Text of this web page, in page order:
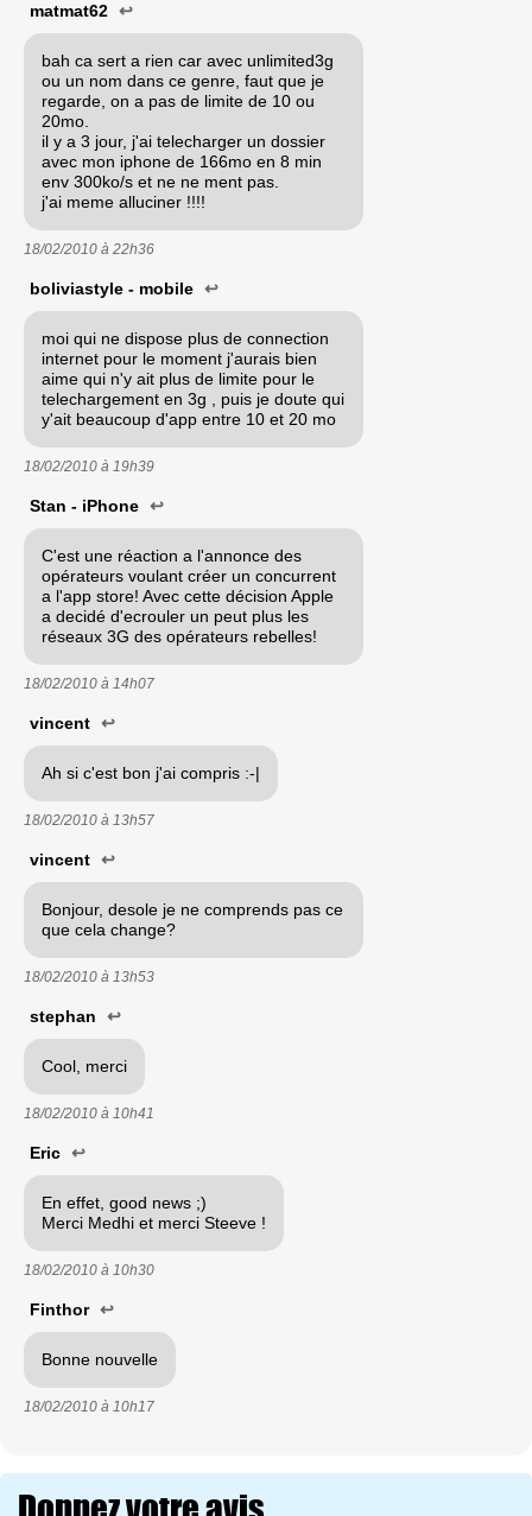
matmat62 ↩
bah ca sert a rien car avec unlimited3g
ou un nom dans ce genre, faut que je
regarde, on a pas de limite de 10 ou
20mo.
il y a 3 jour, j'ai telecharger un dossier
avec mon iphone de 166mo en 8 min
env 300ko/s et ne ne ment pas.
j'ai meme alluciner !!!!
18/02/2010 à 22h36
boliviastyle - mobile ↩
moi qui ne dispose plus de connection
internet pour le moment j'aurais bien
aime qui n'y ait plus de limite pour le
telechargement en 3g , puis je doute qui
y'ait beaucoup d'app entre 10 et 20 mo
18/02/2010 à 19h39
Stan - iPhone ↩
C'est une réaction a l'annonce des
opérateurs voulant créer un concurrent
a l'app store! Avec cette décision Apple
a decidé d'ecrouler un peut plus les
réseaux 3G des opérateurs rebelles!
18/02/2010 à 14h07
vincent ↩
Ah si c'est bon j'ai compris :-|
18/02/2010 à 13h57
vincent ↩
Bonjour, desole je ne comprends pas ce
que cela change?
18/02/2010 à 13h53
stephan ↩
Cool, merci
18/02/2010 à 10h41
Eric ↩
En effet, good news ;)
Merci Medhi et merci Steeve !
18/02/2010 à 10h30
Finthor ↩
Bonne nouvelle
18/02/2010 à 10h17